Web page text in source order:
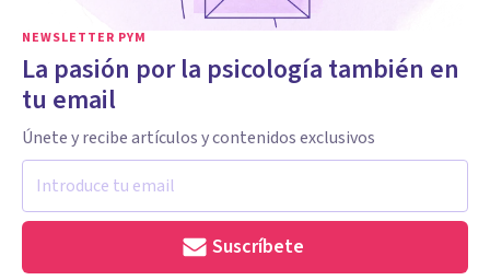
NEWSLETTER PYM
La pasión por la psicología también en
tu email
Únete y recibe artículos y contenidos exclusivos
Suscríbete